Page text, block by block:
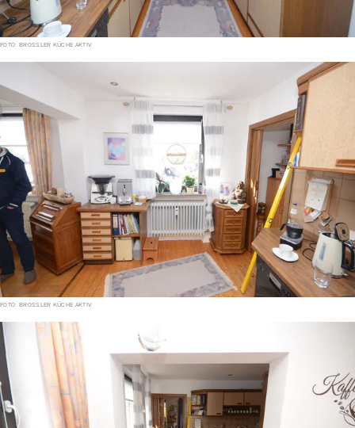
FOTO: BROSSLER KÜCHE AKTIV
FOTO: BROSSLER KÜCHE AKTIV